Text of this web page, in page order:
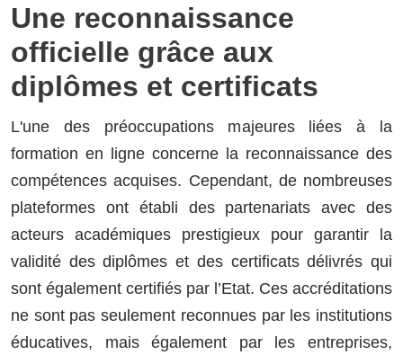
Une reconnaissance
officielle grâce aux
diplômes et certificats
L'une des préoccupations majeures liées à la
formation en ligne concerne la reconnaissance des
compétences acquises. Cependant, de nombreuses
plateformes ont établi des partenariats avec des
acteurs académiques prestigieux pour garantir la
validité des diplômes et des certificats délivrés qui
sont également certifiés par l’Etat. Ces accréditations
ne sont pas seulement reconnues par les institutions
éducatives, mais également par les entreprises,